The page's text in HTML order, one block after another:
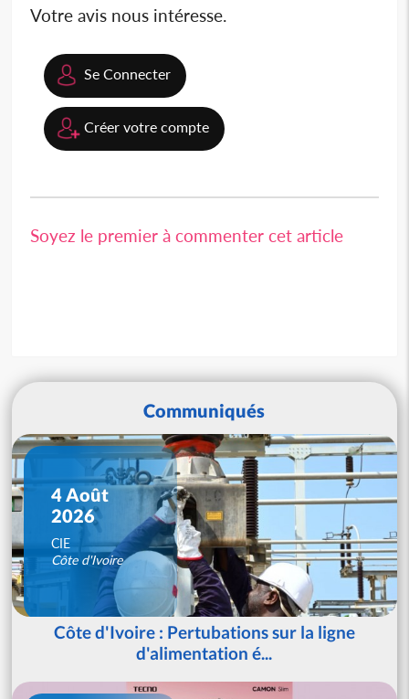
Votre avis nous intéresse.
Se Connecter
Créer votre compte
Soyez le premier à commenter cet article
Communiqués
4 Août
2026
CIE
Côte d'Ivoire
Côte d'Ivoire : Pertubations sur la ligne
d'alimentation é...